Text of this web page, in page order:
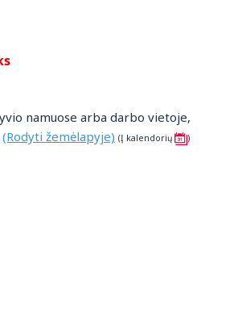
namuose arba darbo vietoje,
(Rodyti žemėlapyje) (Į kalendorių )